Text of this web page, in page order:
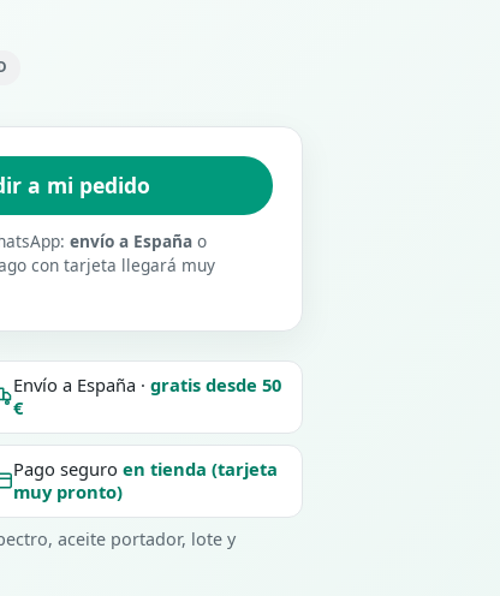
a mi pedido
envío a España o
con tarjeta llegará muy
Envío a España · gratis desde 50
€
Pago seguro en tienda (tarjeta
muy pronto)
aceite portador, lote y